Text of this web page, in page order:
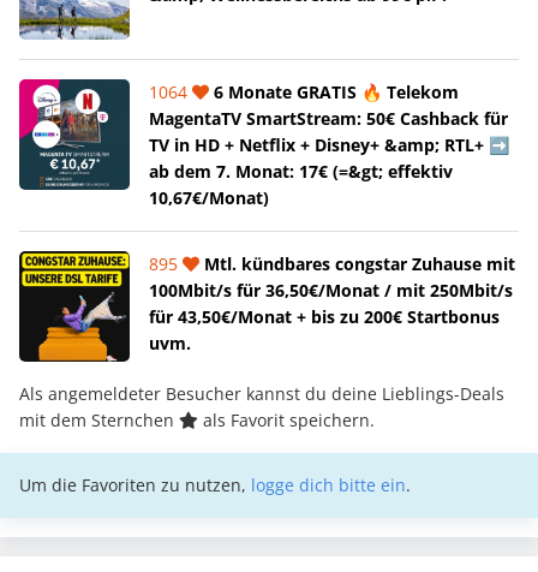
1064
6 Monate GRATIS 🔥 Telekom
MagentaTV SmartStream: 50€ Cashback für
TV in HD + Netflix + Disney+ &amp; RTL+ ➡️
ab dem 7. Monat: 17€ (=&gt; effektiv
10,67€/Monat)
895
Mtl. kündbares congstar Zuhause mit
100Mbit/s für 36,50€/Monat / mit 250Mbit/s
für 43,50€/Monat + bis zu 200€ Startbonus
uvm.
Als angemeldeter Besucher kannst du deine Lieblings-Deals
mit dem Sternchen
als Favorit speichern.
Um die Favoriten zu nutzen, logge dich bitte ein.